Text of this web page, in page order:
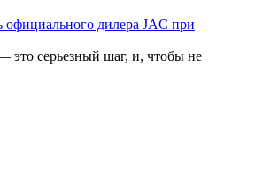
официального дилера JAC при
это серьезный шаг, и, чтобы не